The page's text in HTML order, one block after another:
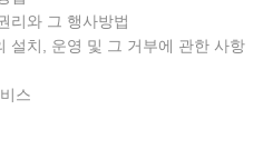
와 그 행사방법
치, 운영 및 그 거부에 관한 사항
스